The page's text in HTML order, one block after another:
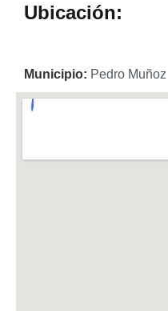
Ubicación:
Municipio: Pedro Muñoz